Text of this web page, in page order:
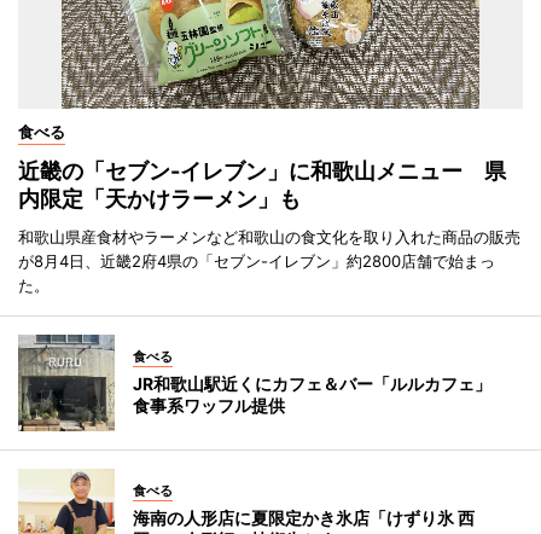
食べる
近畿の「セブン-イレブン」に和歌山メニュー 県
内限定「天かけラーメン」も
和歌山県産食材やラーメンなど和歌山の食文化を取り入れた商品の販売
が8月4日、近畿2府4県の「セブン-イレブン」約2800店舗で始まっ
た。
食べる
JR和歌山駅近くにカフェ＆バー「ルルカフェ」
食事系ワッフル提供
食べる
海南の人形店に夏限定かき氷店「けずり氷 西